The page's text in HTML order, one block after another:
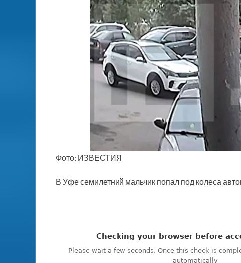
Фото: ИЗВЕСТИЯ
В Уфе семилетний мальчик попал под колеса